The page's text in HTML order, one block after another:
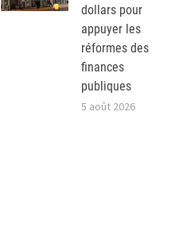
dollars pour
appuyer les
réformes des
finances
publiques
5 août 2026